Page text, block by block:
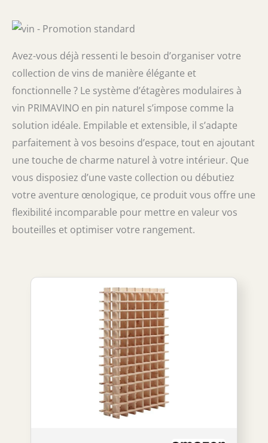
Avez-vous déjà ressenti le besoin d’organiser votre
collection de vins de manière élégante et
fonctionnelle ? Le système d’étagères modulaires à
vin PRIMAVINO en pin naturel s’impose comme la
solution idéale. Empilable et extensible, il s’adapte
parfaitement à vos besoins d’espace, tout en ajoutant
une touche de charme naturel à votre intérieur. Que
vous disposiez d’une vaste collection ou débutiez
votre aventure œnologique, ce produit vous offre une
flexibilité incomparable pour mettre en valeur vos
bouteilles et optimiser votre rangement.